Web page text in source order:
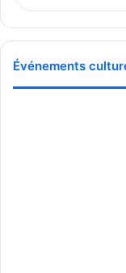
Publicité sponsorisée
De
Événements